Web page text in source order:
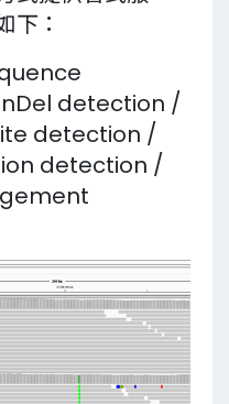
下：
detection /
detection /
detection /